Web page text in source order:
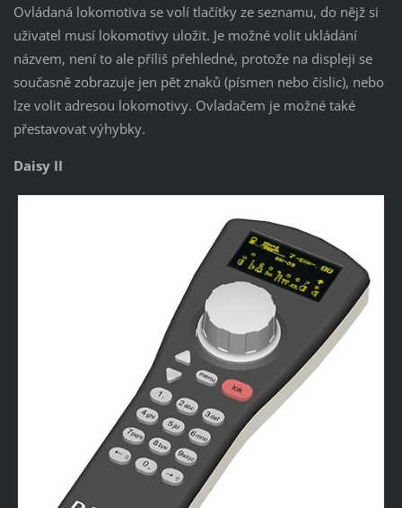
Ovládaná lokomotiva se volí tlačítky ze seznamu, do nějž si
uživatel musí lokomotivy uložit. Je možné volit ukládání
názvem, není to ale příliš přehledné, protože na displeji se
současně zobrazuje jen pět znaků (písmen nebo číslic), nebo
lze volit adresou lokomotivy. Ovladačem je možné také
přestavovat výhybky.
Daisy II